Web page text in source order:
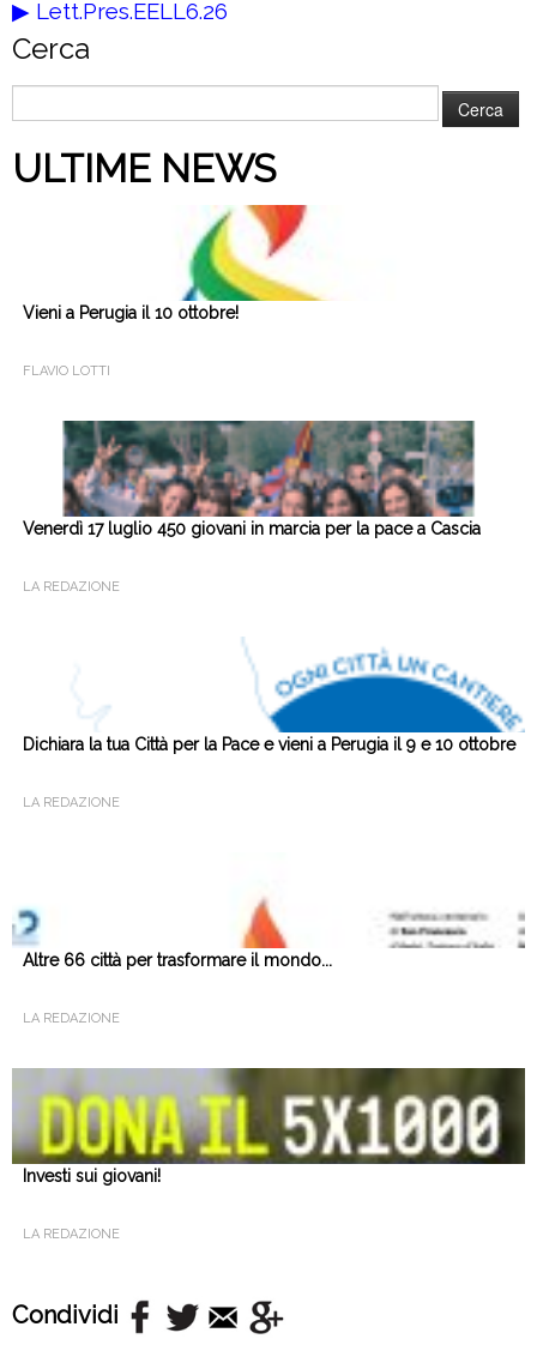
▶︎ Lett.Pres.EELL6.26
Cerca
per:
ULTIME NEWS
Vieni a Perugia il 10 ottobre!
FLAVIO LOTTI
Venerdì 17 luglio 450 giovani in marcia per la pace a Cascia
LA REDAZIONE
Dichiara la tua Città per la Pace e vieni a Perugia il 9 e 10 ottobre
LA REDAZIONE
Altre 66 città per trasformare il mondo...
LA REDAZIONE
Investi sui giovani!
LA REDAZIONE
Condividi